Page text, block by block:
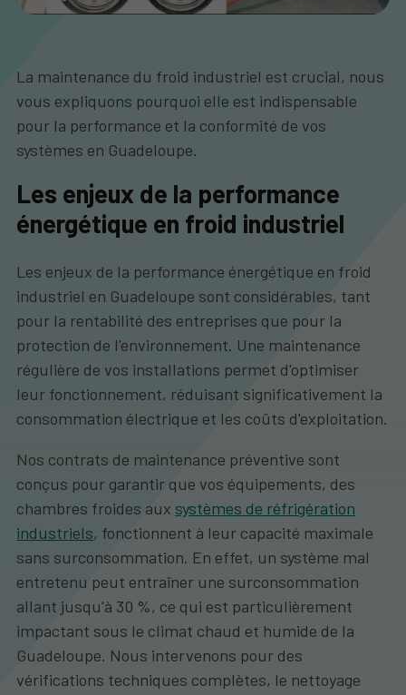
La maintenance du froid industriel est crucial, nous
vous expliquons pourquoi elle est indispensable
pour la performance et la conformité de vos
systèmes en Guadeloupe.
Les enjeux de la performance
énergétique en froid industriel
Les enjeux de la performance énergétique en froid
industriel en Guadeloupe sont considérables, tant
pour la rentabilité des entreprises que pour la
protection de l'environnement. Une maintenance
régulière de vos installations permet d'optimiser
leur fonctionnement, réduisant significativement la
consommation électrique et les coûts d'exploitation.
Nos contrats de maintenance préventive sont
conçus pour garantir que vos équipements, des
chambres froides aux systèmes de réfrigération
industriels, fonctionnent à leur capacité maximale
sans surconsommation. En effet, un système mal
entretenu peut entraîner une surconsommation
allant jusqu'à 30 %, ce qui est particulièrement
impactant sous le climat chaud et humide de la
Guadeloupe. Nous intervenons pour des
vérifications techniques complètes, le nettoyage